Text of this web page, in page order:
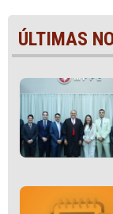
ÚLTIMAS